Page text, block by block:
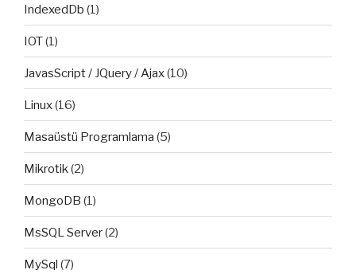
IndexedDb (1)
IOT(1)
JavasScript / JQuery / Ajax(10)
Linux(16)
Masaüstü Programlama (5)
Mikrotik(2)
MongoDB (1)
MsSQL Server(2)
MySql (7)